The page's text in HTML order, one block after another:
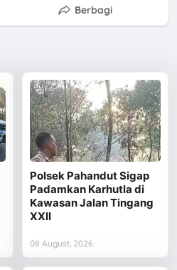
Berbagi
Polsek Pahandut Sigap
Padamkan Karhutla di
Kawasan Jalan Tingang
XXII
08 August, 2026